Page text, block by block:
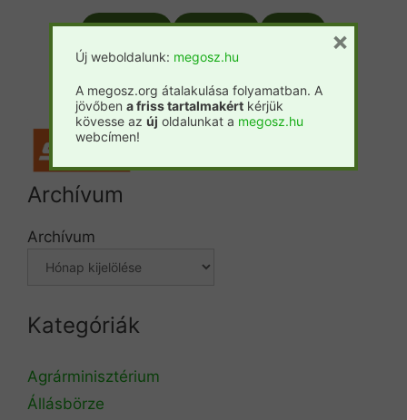
Csemete Prosilva Fatáj
Forestpress
Archívum
Archívum
Kategóriák
Agrárminisztérium
Állásbörze
Új weboldalunk: megosz.hu
A megosz.org átalakulása folyamatban. A
jövőben a friss tartalmakért kérjük
kövesse az új oldalunkat a megosz.hu
webcímen!
×